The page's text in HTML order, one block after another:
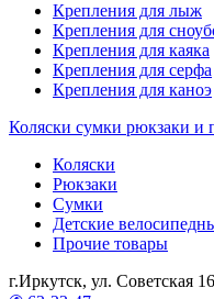
Крепления для лыж
Крепления для
Крепления для каяка
Крепления для серфа
Крепления для каноэ
Коляски сумки рюкзаки и
Коляски
Рюкзаки
Сумки
Детские
Прочие товары
г.Иркутск, ул. Советская 16